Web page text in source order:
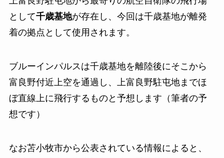
として千歳基地が存在し、今回は千歳基地が離発
着の拠点として使用されます。
ブルーインパルスは千歳基地を離陸後にそこから
富良野付近上空を通過し、上富良野駐屯地までほ
ぼ直線上に飛行するものと予想します（筆者の予
想です）
なお苫小牧市から公表されている情報によると、